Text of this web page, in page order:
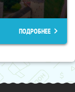
ПОДРОБНЕЕ